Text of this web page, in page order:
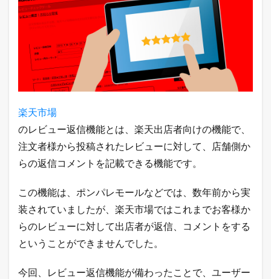
レ
ビ
ュ
返
信
機
能
を
う
注
意
点
5
楽
天
市
場
の
ュ
楽天市場
のレビュー返信機能とは、楽天出店者向けの機能で、
注文者様から投稿されたレビューに対して、店舗側か
らの返信コメントを記載できる機能です。
この機能は、ポンパレモールなどでは、数年前から実
装されていましたが、楽天市場ではこれまでお客様か
らのレビューに対して出店者が返信、コメントをする
ということができませんでした。
今回、レビュー返信機能が備わったことで、ユーザー